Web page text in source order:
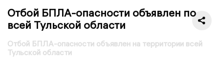
Отбой БПЛА-опасности объявлен по
всей Тульской области
Отбой БПЛА-опасности объявлен на территории всей
Тульской области